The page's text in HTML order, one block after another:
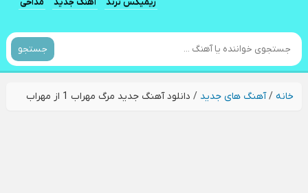
جستجو
خانه/آهنگ های جدید / دانلود آهنگ جدید مرگ مهراب 1 از مهراب